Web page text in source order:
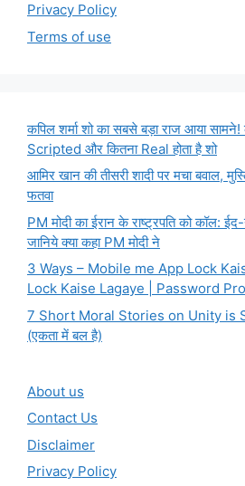
Privacy Policy
Terms of use
कपिल शर्मा शो का सबसे बड़ा राज आया सामने!
Scripted और कितना Real होता है शो
आमिर खान की तीसरी शादी पर मचा बवाल,
फतवा
PM मोदी का ईरान के राष्ट्रपति को कॉल:
जानिये क्या कहा PM मोदी ने
3 Ways – Mobile me App Lock
Lock Kaise Lagaye | Password
7 Short Moral Stories on Unity is
(एकता में बल है)
About us
Contact Us
Disclaimer
Privacy Policy